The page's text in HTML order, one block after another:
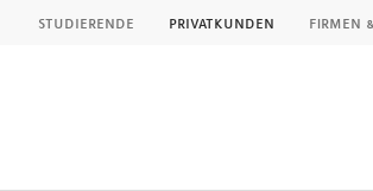
studierende privatkunden firmen